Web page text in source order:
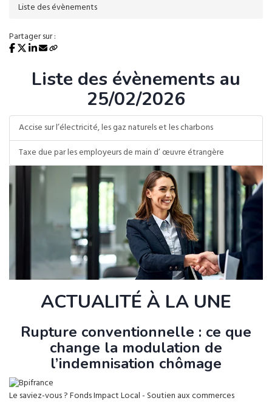
Liste des évènements
Partager sur :
Liste des évènements au
25/02/2026
Accise sur l’électricité, les gaz naturels et les charbons
Taxe due par les employeurs de main d’ œuvre étrangère
ACTUALITÉ À LA UNE
Rupture conventionnelle : ce que
change la modulation de
l’indemnisation chômage
Le saviez-vous ?Fonds Impact Local - Soutien aux commerces